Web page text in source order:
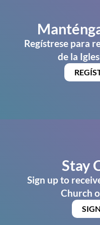
Regístrese para
de la
Stay
Sign up to
Church